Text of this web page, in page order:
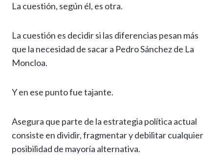
La cuestión, según él, es otra.
La cuestión es decidir si las diferencias pesan más
que la necesidad de sacar a Pedro Sánchez de La
Moncloa.
Y en ese punto fue tajante.
Asegura que parte de la estrategia política actual
consiste en dividir, fragmentar y debilitar cualquier
posibilidad de mayoría alternativa.